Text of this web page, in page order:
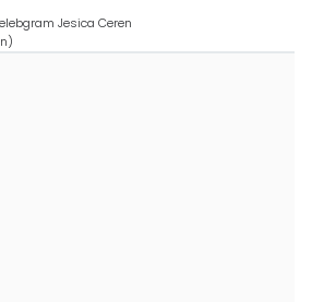
Jesica Ceren